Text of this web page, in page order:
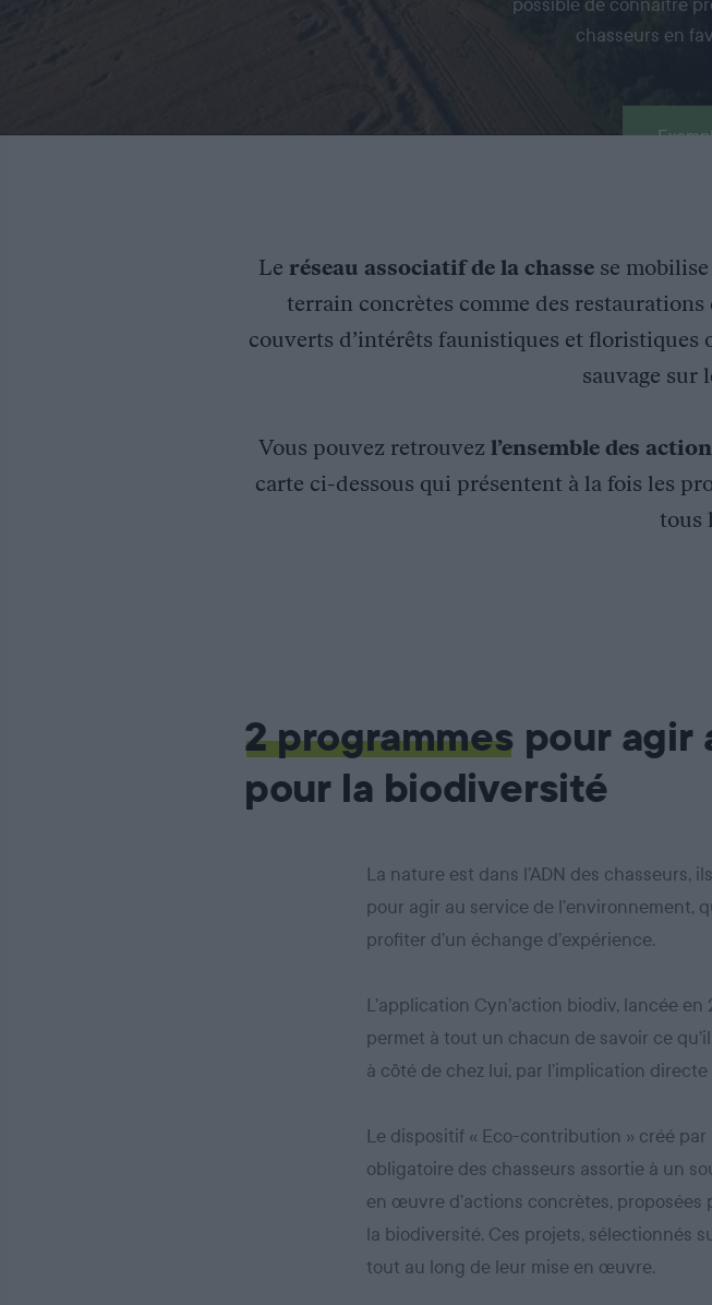
possible de connaitre
chasseurs en
Le réseau associatif de la chassese mobilise
terrain concrètes comme des
couverts d’intérêts faunistiques et
sauvage sur
Vous pouvez retrouvez l’ensemble des
carte ci-dessous qui présentent à la fois les
tous
2 programmes pour agir
pour la biodiversité
La nature est dans l’ADN des chasseurs,
pour agir au service de l’environnement,
profiter d’un échange d’expérience.
L’application Cyn’action biodiv, lancée
permet à tout un chacun de savoir ce
à côté de chez lui, par l’implication
Le dispositif « Eco-contribution » créé
obligatoire des chasseurs assortie à un
en œuvre d’actions concrètes, proposées
la biodiversité. Ces projets, sélectionnés
tout au long de leur mise en œuvre.